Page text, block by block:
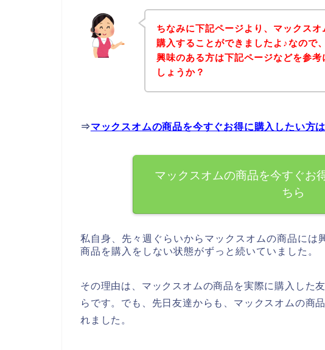
ちなみに下記ページより、マックス
購入することができましたよ♪なので
興味のある方は下記ページなどを参
しょうか？
⇒マックスオムの商品を今すぐお得に購入したい方
マックスオムの商品を今すぐお
ちら
私自身、先々週ぐらいからマックスオムの商品には
商品を購入をしない状態がずっと続いていました。
その理由は、マックスオムの商品を実際に購入した
らです。でも、先日友達からも、マックスオムの商
れました。